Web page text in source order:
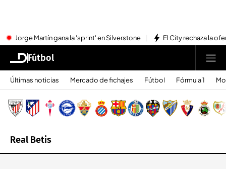
Jorge Martín gana la 'sprint' en Silverstone El City rechaza la
Fútbol
Últimas noticias Mercado de fichajes Fútbol Fórmula 1
Real Betis